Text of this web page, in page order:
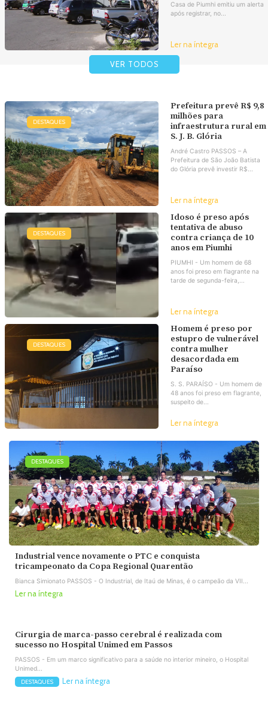
Casa de Piumhi emitiu um alerta
após registrar, no...
Ler na íntegra
VER TODOS
DESTAQUES
Prefeitura prevê R$ 9,8
milhões para
infraestrutura rural em
S. J. B. Glória
André Castro PASSOS – A
Prefeitura de São João Batista
do Glória prevê investir R$...
Ler na íntegra
DESTAQUES
Idoso é preso após
tentativa de abuso
contra criança de 10
anos em Piumhi
PIUMHI - Um homem de 68
anos foi preso em flagrante na
tarde de segunda-feira,...
Ler na íntegra
DESTAQUES
Homem é preso por
estupro de vulnerável
contra mulher
desacordada em
Paraíso
S. S. PARAÍSO - Um homem de
48 anos foi preso em flagrante,
suspeito de...
Ler na íntegra
DESTAQUES
Industrial vence novamente o PTC e conquista
tricampeonato da Copa Regional Quarentão
Bianca Simionato PASSOS - O Industrial, de Itaú de Minas, é o campeão da VII...
Ler na íntegra
Cirurgia de marca-passo cerebral é realizada com
sucesso no Hospital Unimed em Passos
PASSOS - Em um marco significativo para a saúde no interior mineiro, o Hospital
Unimed...
DESTAQUES Ler na íntegra